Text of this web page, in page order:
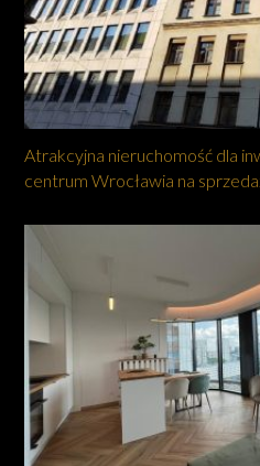
Atrakcyjna nieruchomość dla
centrum Wrocławia na